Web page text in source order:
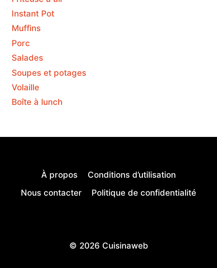
Instant Pot
Muffins
Porc
Salades
Soupes et potages
Volaille
Boîte à lunch
À propos
Conditions d’utilisation
Nous contacter
Politique de confidentialité
© 2026 Cuisinaweb